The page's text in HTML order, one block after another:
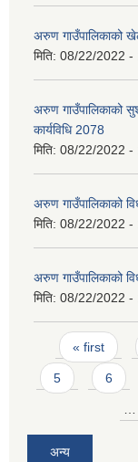
अरुण गाउँपालिकाको
मिति: 08/22/2022 -
अरुण गाउँपालिकाको
कार्यविधि 2078
मिति: 08/22/2022 -
अरुण गाउँपालिकाको
मिति: 08/22/2022 -
अरुण गाउँपालिकाको
मिति: 08/22/2022 -
Pages
« first
5 6
अन्य